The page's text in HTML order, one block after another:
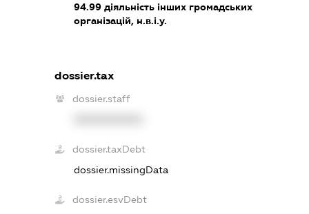
94.99діяльність інших громадських
організацій, н.в.і.у.
dossier.tax
dossier.staff
dossier.taxDebt
dossier.missingData
dossier.esvDebt